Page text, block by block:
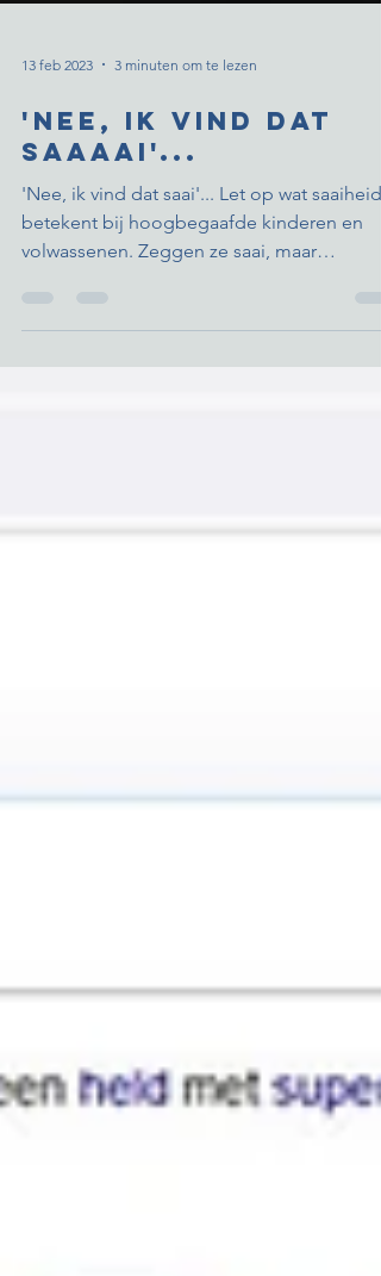
13 feb 2023 3 minuten om te lezen
'Nee, ik vind dat
saaaai'...
'Nee, ik vind dat saai'... Let op wat saaiheid
betekent bij hoogbegaafde kinderen en
bedoelen ze spannend?